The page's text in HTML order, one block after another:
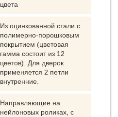
цвета
Из оцинкованной стали с
полимерно-порошковым
покрытием (цветовая
гамма состоит из 12
цветов). Для дверок
применяется 2 петли
внутренние.
Направляющие на
нейлоновых роликах, с